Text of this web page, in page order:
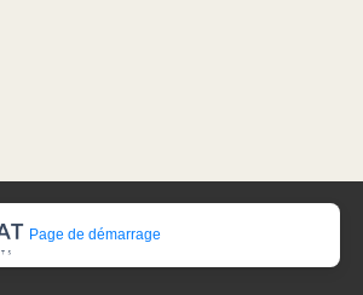
Page de démarrage